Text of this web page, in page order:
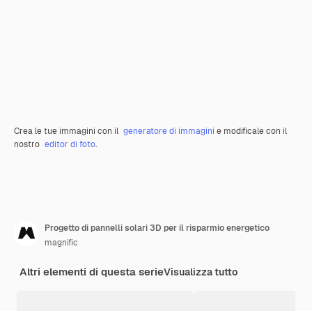
Crea le tue immagini con il generatore di immagini e modificale con il
nostro editor di foto.
Progetto di pannelli solari 3D per il risparmio energetico
magnific
Altri elementi di questa serieVisualizza tutto